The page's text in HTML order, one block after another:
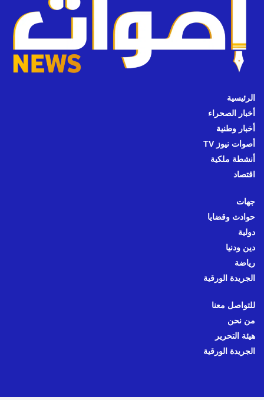
الرئيسية
أخبار الصحراء
أخبار وطنية
أصوات نيوز TV
أنشطة ملكية
اقتصاد
جهات
حوادث وقضايا
دولية
دين ودنيا
رياضة
الجريدة الورقية
للتواصل معنا
من نحن
هيئة التحرير
الجريدة الورقية